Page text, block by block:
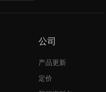
公司
产品更新
定价